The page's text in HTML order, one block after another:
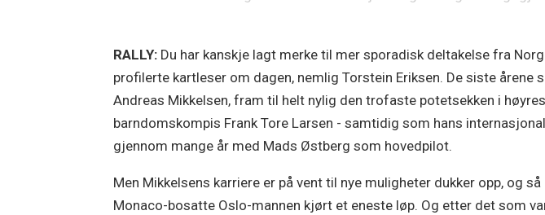
RALLY: Du har kanskje lagt merke til mer sporadisk deltakelse fra
profilerte kartleser om dagen, nemlig Torstein Eriksen. De siste årene
Andreas Mikkelsen, fram til helt nylig den trofaste potetsekken i
barndomskompis Frank Tore Larsen - samtidig som hans
gjennom mange år med Mads Østberg som hovedpilot.
Men Mikkelsens karriere er på vent til nye muligheter dukker opp, og
Monaco-bosatte Oslo-mannen kjørt et eneste løp. Og etter det som